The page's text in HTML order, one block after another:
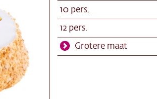
10 pers.
12 pers.
Grotere maat